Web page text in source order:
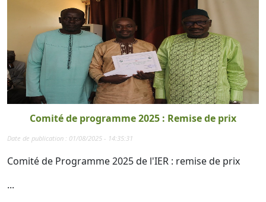
Comité de programme 2025 : Remise de prix
Date de publication : 01/08/2025 - 14:35:31
Comité de Programme 2025 de l'IER : remise de prix
...